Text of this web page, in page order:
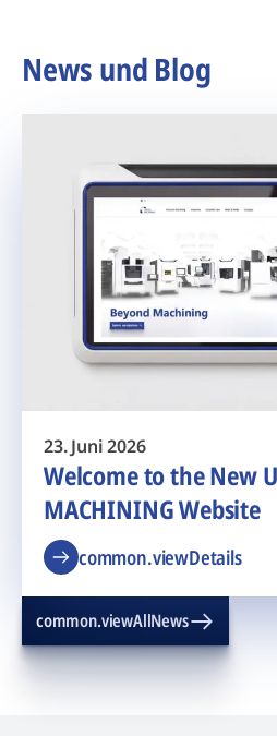
News und Blog
23. Juni 2026
Welcome to the New
MACHINING Website
common.viewDetails
common.viewAllNews